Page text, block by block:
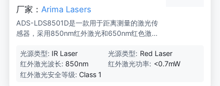
距厂家： Arima Lasers
ADS-LDS8501D是一款用于距离测量的激光传
感器，采用850nm红外激光和650nm红色激
器人应用和新产品开发。
光源类型: IR Laser 光源类型: Red Laser
红外激光波长: 850nm 红外激光功率: <0.7mW
红外激光安全等级: Class 1